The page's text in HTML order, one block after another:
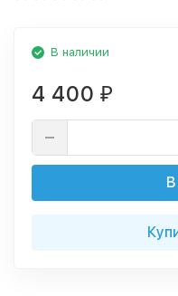
В наличии
4 400 ₽